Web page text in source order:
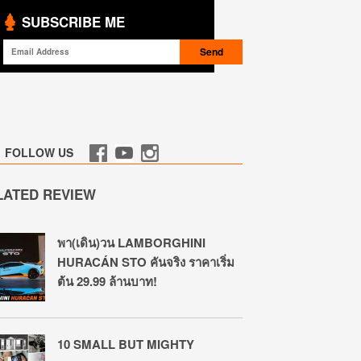
SUBSCRIBE ME
FOLLOW US
REVIEW
พา(เดิน)วน LAMBORGHINI
HURACÁN STO คันจริง ราคาเริ่ม
ต้น 29.99 ล้านบาท!
10 SMALL BUT MIGHTY